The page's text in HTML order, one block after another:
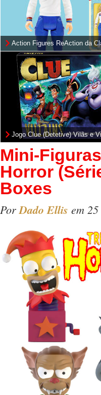
Action Figures ReAction da
Biônica
Jogo Clue (Detetive) Vilãs e
Mini-
Horror
Boxes
PorDado Ellis em